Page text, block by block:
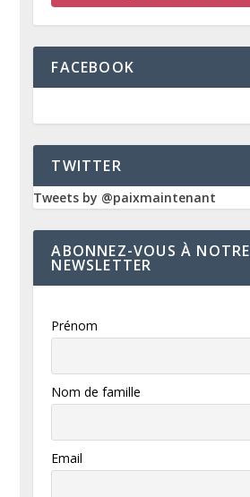
FACEBOOK
TWITTER
Tweets by @paixmaintenant
ABONNEZ-VOUS À NOTRE
NEWSLETTER
Prénom
Nom de famille
Email